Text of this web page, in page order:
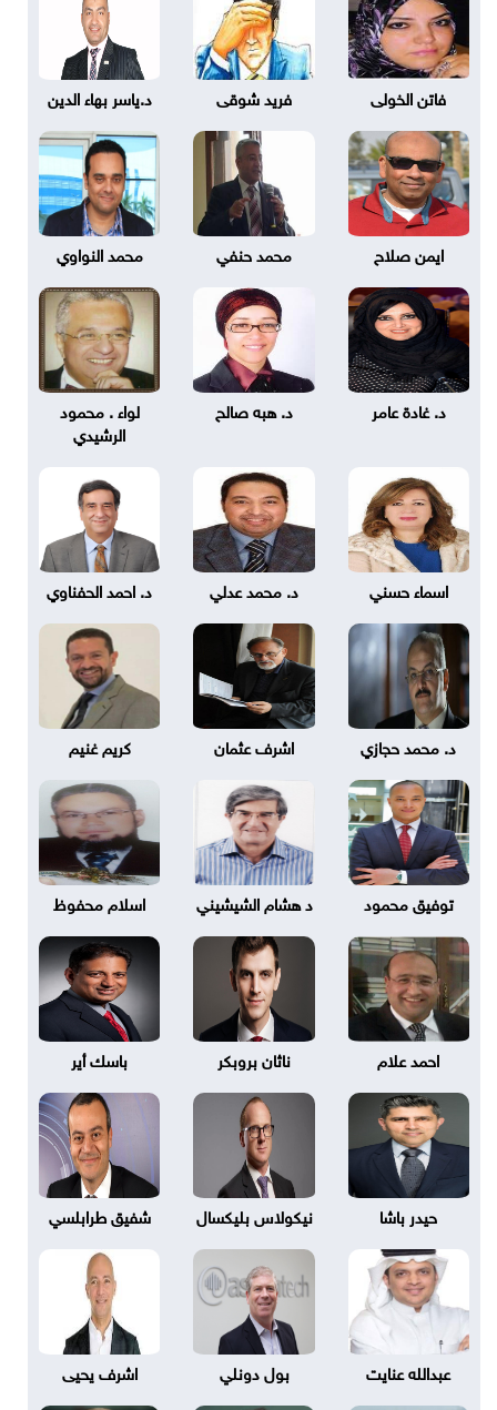
فاتن الخولى فريد شوقى د.ياسر بهاء الدين
ايمن صلاح محمد حنفي محمد النواوي
د. غادة عامر د. هبه صالح
لواء . محمود
الرشيدي
اسماء حسني د. محمد عدلي د. احمد الحفناوي
د. محمد حجازي اشرف عثمان كريم غنيم
توفيق محمود د هشام الشيشيني اسلام محفوظ
احمد علام ناثان بروبكر باسك أير
حيدر باشا نيكولاس بليكسال شفيق طرابلسي
عبدالله عنايت بول دونلي اشرف يحيى